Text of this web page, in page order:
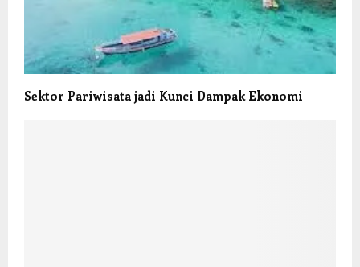
Sektor Pariwisata jadi Kunci Dampak Ekonomi